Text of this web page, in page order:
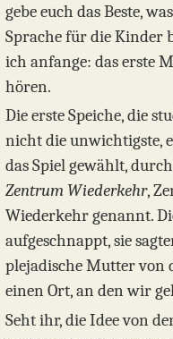
gebe euch das Beste,
Sprache für die Kinder
ich anfange: das erste
hören.
Die erste Speiche, die
nicht die unwichtigste,
das Spiel gewählt,
Zentrum Wiederkehr,
Wiederkehr genannt.
aufgeschnappt, sie
plejadische Mutter von
einen Ort, an den wir
Seht ihr, die Idee von